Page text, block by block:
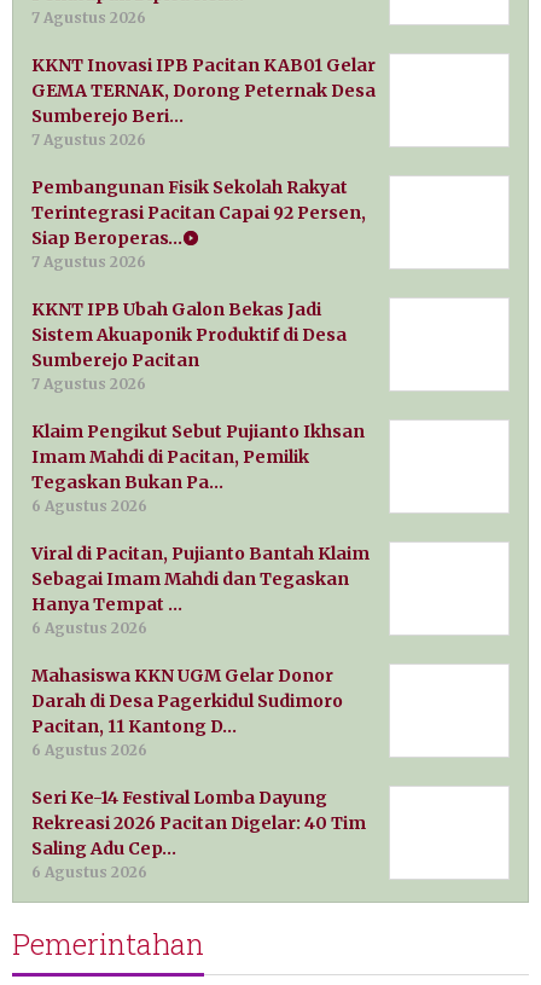
7 Agustus 2026
KKNT Inovasi IPB Pacitan KAB01 Gelar
GEMA TERNAK, Dorong Peternak Desa
Sumberejo Beri…
7 Agustus 2026
Pembangunan Fisik Sekolah Rakyat
Terintegrasi Pacitan Capai 92 Persen,
Siap Beroperas…
7 Agustus 2026
KKNT IPB Ubah Galon Bekas Jadi
Sistem Akuaponik Produktif di Desa
Sumberejo Pacitan
7 Agustus 2026
Klaim Pengikut Sebut Pujianto Ikhsan
Imam Mahdi di Pacitan, Pemilik
Tegaskan Bukan Pa…
6 Agustus 2026
Viral di Pacitan, Pujianto Bantah Klaim
Sebagai Imam Mahdi dan Tegaskan
Hanya Tempat …
6 Agustus 2026
Mahasiswa KKN UGM Gelar Donor
Darah di Desa Pagerkidul Sudimoro
Pacitan, 11 Kantong D…
6 Agustus 2026
Seri Ke-14 Festival Lomba Dayung
Rekreasi 2026 Pacitan Digelar: 40 Tim
Saling Adu Cep…
6 Agustus 2026
Pemerintahan